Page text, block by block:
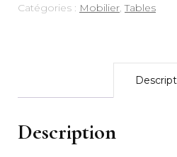
Catégories : Mobilier,Tables
Description